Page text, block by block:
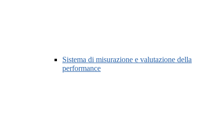
Sistema di misurazione e valutazione della
performance